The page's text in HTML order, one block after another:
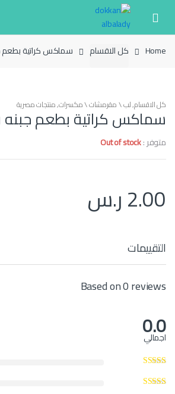
navigation
content
Home كل الاقسام سماكس كراتية بطعم
كل الاقسام,لب \ مقرمشات \ مكسرات,منتجات مصرية
سماكس كراتية بطعم جبنه
متوفر :Out of stock
2.00ر.س
التقييمات
Based on 0 reviews
0.0
اجمالي